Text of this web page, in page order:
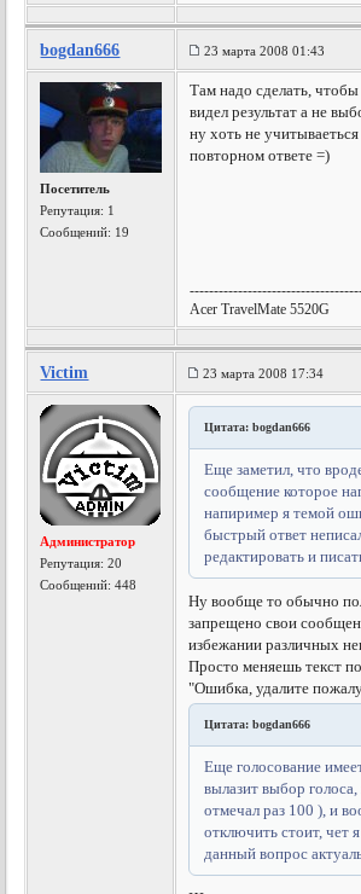
bogdan666 23 марта 2008 01:43
Посетитель
Репутация: 1
Сообщений: 19
Там надо сделать,
видел результат а не
ну хоть не
повторном ответе =)
Acer TravelMate 5520G
Victim 23 марта 2008 17:34
Администратор
Репутация:20
Сообщений: 448
Цитата: bogdan666
Еще заметил, что
сообщение которое
напиример я темой
быстрый ответ
редактировать и
Ну вообще то обычно
запрещено свои
избежании различных
Просто меняешь текст
"Ошибка, удалите
Цитата: bogdan666
Еще голосование
вылазит выбор голоса,
отмечал раз 100 ), и
отключить стоит, чет
данный вопрос